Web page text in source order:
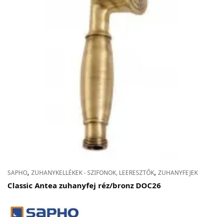
SAPHO, ZUHANYKELLÉKEK - SZIFONOK, LEERESZTŐK, ZUHANYFEJEK
Classic Antea zuhanyfej réz/bronz DOC26